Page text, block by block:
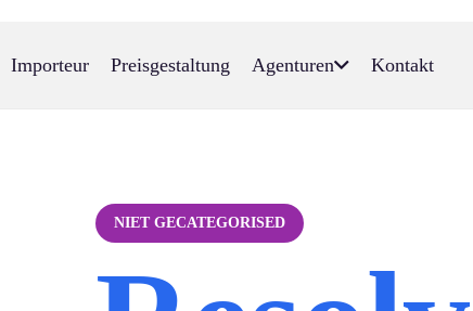
Importeur Preisgestaltung Agenturen Kontakt
NIET GECATEGORISED